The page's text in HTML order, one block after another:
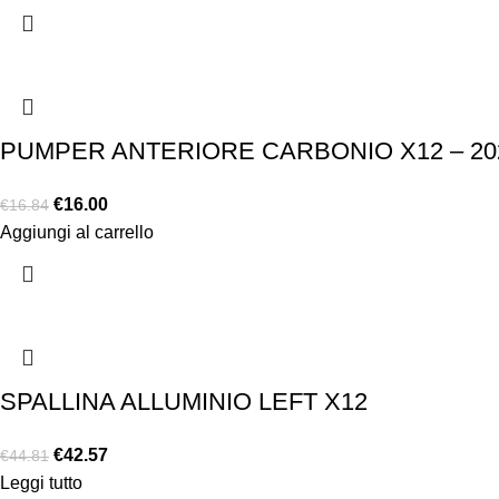
PUMPER ANTERIORE CARBONIO X12 –
€16.84 €16.00
Aggiungi al carrello
SPALLINA ALLUMINIO LEFT X12
€44.81 €42.57
Leggi tutto